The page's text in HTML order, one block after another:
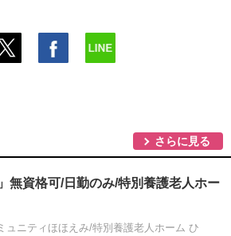
さらに見る
無資格可/日勤のみ/特別養護老人ホー
ュニティほほえみ/特別養護老人ホーム ひ